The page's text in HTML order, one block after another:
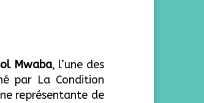
Mwaba, l’une des
par La Condition
représentante de